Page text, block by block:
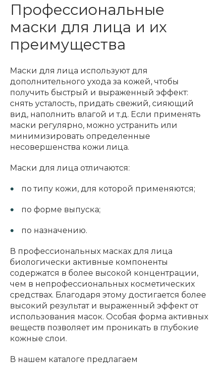
Профессиональные
маски для лица и их
преимущества
Маски для лица используют для
дополнительного ухода за кожей, чтобы
получить быстрый и выраженный эффект:
снять усталость, придать свежий, сияющий
вид, наполнить влагой и т.д. Если применять
маски регулярно, можно устранить или
минимизировать определенные
несовершенства кожи лица.
Маски для лица отличаются:
по типу кожи, для которой применяются;
по форме выпуска;
по назначению.
В профессиональных масках для лица
биологически активные компоненты
содержатся в более высокой концентрации,
чем в непрофессиональных косметических
средствах. Благодаря этому достигается более
высокий результат и выраженный эффект от
использования масок. Особая форма активных
веществ позволяет им проникать в глубокие
кожные слои.
В нашем каталоге предлагаем